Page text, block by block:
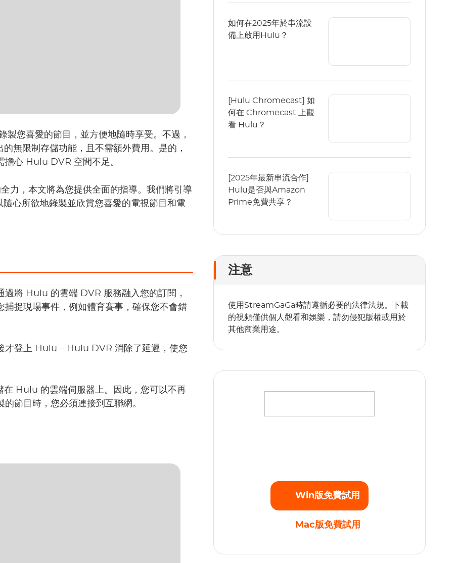
您喜愛的節目，並方便地隨時享受。不過，
無限制存儲功能，且不需額外費用。是的，
擔心 Hulu DVR 空間不足。
力，本文將為您提供全面的指導。我們將引導
心所欲地錄製並欣賞您喜愛的電視節目和電
將 Hulu 的雲端 DVR 服務融入您的訂閱，
捉現場事件，例如體育賽事，確保您不會錯
才登上 Hulu – Hulu DVR 消除了延遲，使您
Hulu 的雲端伺服器上。因此，您可以不再
節目時，您必須連接到互聯網。
如何在2025年於串流設
備上啟用Hulu？
[Hulu Chromecast] 如
何在 Chromecast 上觀
看 Hulu？
[2025年最新串流合作]
Hulu是否與Amazon
Prime免費共享？
注意
使用StreamGaGa時請遵循必要的法律法規。下載
的視頻僅供個人觀看和娛樂，請勿侵犯版權或用於
其他商業用途。
Win版免費試用
Mac版免費試用